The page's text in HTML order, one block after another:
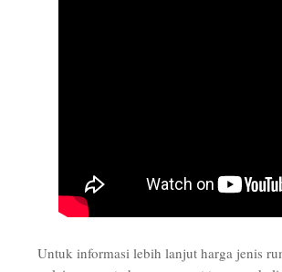
Untuk informasi lebih lanjut harga jenis